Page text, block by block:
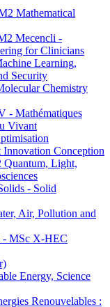
Mathematical
Mecencli -
for Clinicians
Learning,
Security
Chemistry
- Mathématiques
Vivant
Conception
Light,
- Solid
Air, Pollution and
- MSc X-HEC
Energy, Science
Renouvelables :